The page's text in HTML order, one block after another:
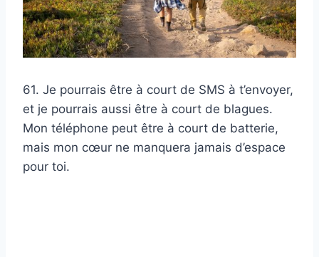
61. Je pourrais être à court de SMS à t’envoyer,
et je pourrais aussi être à court de blagues.
Mon téléphone peut être à court de batterie,
mais mon cœur ne manquera jamais d’espace
pour toi.